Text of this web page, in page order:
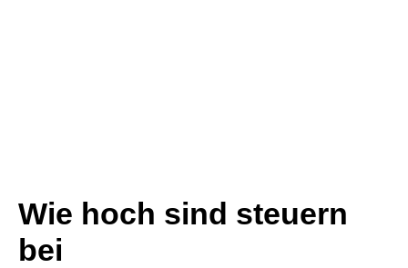
Wie hoch sind steuern
bei